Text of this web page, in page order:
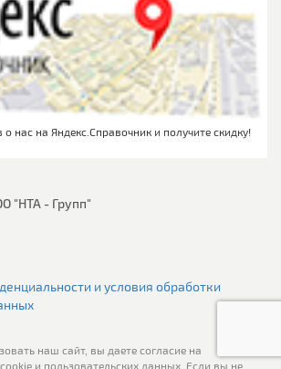
о нас на Яндекс.Справочник и получите скидку!
"НТА - Групп"
и условия обработки
наш сайт, вы даете согласие на
и пользовательских данных. Если вы не